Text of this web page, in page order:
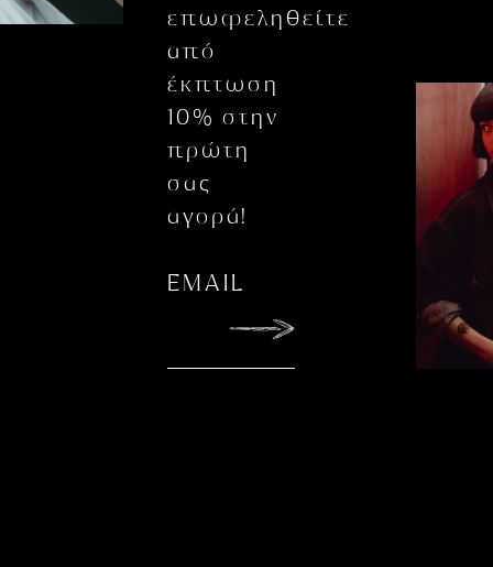
επωφεληθείτε
από
έκπτωση
10% στην
πρώτη
σας
αγορά!